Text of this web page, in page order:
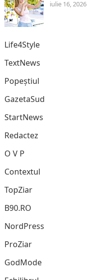
iulie 16, 2026
Life4Style
TextNews
Popeștiul
GazetaSud
StartNews
Redactez
O V P
Contextul
TopZiar
B90.RO
NordPress
ProZiar
GodMode